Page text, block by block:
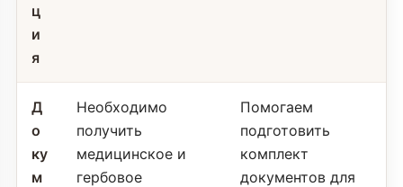
ц
и
я
Д
о
ку
м
Необходимо
получить
медицинское и
гербовое
Помогаем
подготовить
комплект
документов для